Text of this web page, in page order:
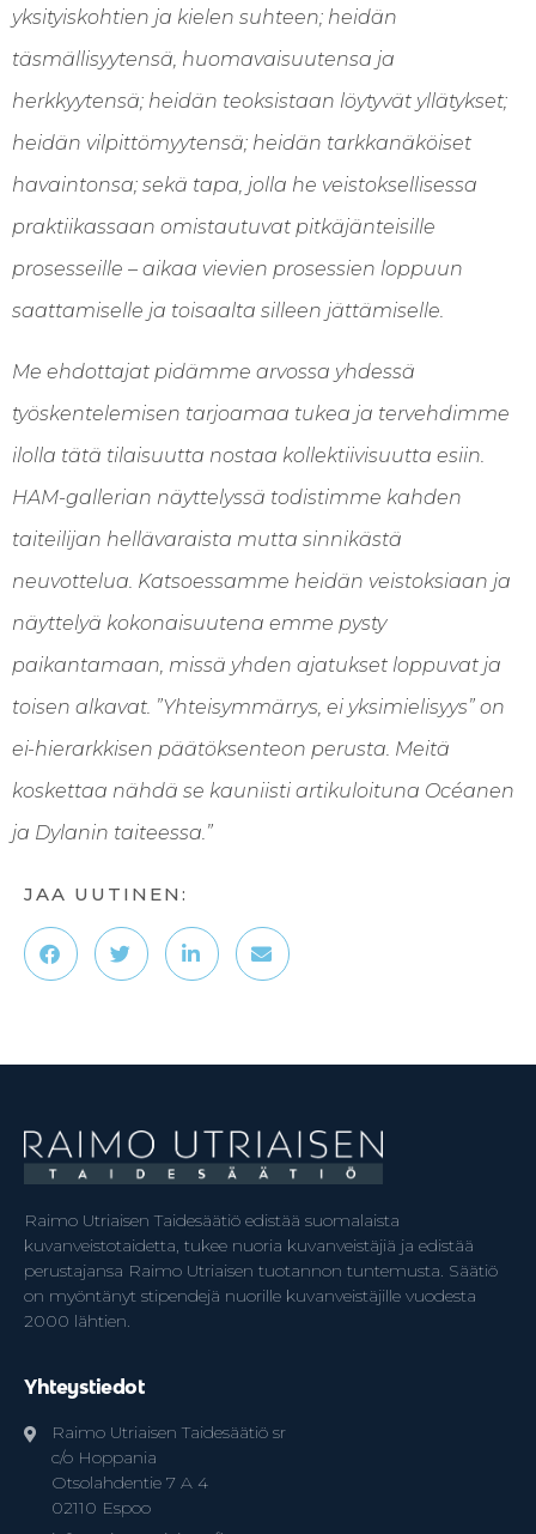
yksityiskohtien ja kielen suhteen; heidän
täsmällisyytensä, huomavaisuutensa ja
herkkyytensä; heidän teoksistaan löytyvät yllätykset;
heidän vilpittömyytensä; heidän tarkkanäköiset
havaintonsa; sekä tapa, jolla he veistoksellisessa
praktiikassaan omistautuvat pitkäjänteisille
prosesseille – aikaa vievien prosessien loppuun
saattamiselle ja toisaalta silleen jättämiselle.
Me ehdottajat pidämme arvossa yhdessä
työskentelemisen tarjoamaa tukea ja tervehdimme
ilolla tätä tilaisuutta nostaa kollektiivisuutta esiin.
HAM-gallerian näyttelyssä todistimme kahden
taiteilijan hellävaraista mutta sinnikästä
neuvottelua. Katsoessamme heidän veistoksiaan ja
näyttelyä kokonaisuutena emme pysty
paikantamaan, missä yhden ajatukset loppuvat ja
toisen alkavat. ”Yhteisymmärrys, ei yksimielisyys” on
ei-hierarkkisen päätöksenteon perusta. Meitä
koskettaa nähdä se kauniisti artikuloituna Océanen
ja Dylanin taiteessa.”
JAA UUTINEN:
Raimo Utriaisen Taidesäätiö edistää suomalaista
kuvanveistotaidetta, tukee nuoria kuvanveistäjiä ja edistää
perustajansa Raimo Utriaisen tuotannon tuntemusta. Säätiö
on myöntänyt stipendejä nuorille kuvanveistäjille vuodesta
2000 lähtien.
Yhteystiedot
Raimo Utriaisen Taidesäätiö sr
c/o Hoppania
Otsolahdentie 7 A 4
02110 Espoo